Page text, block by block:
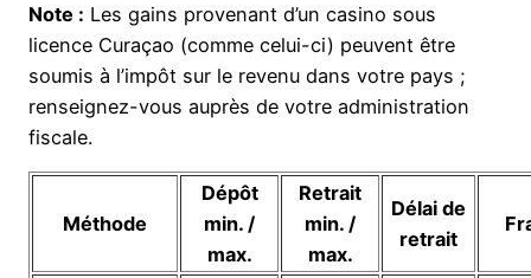
Note : Les gains provenant d’un casino sous
licence Curaçao (comme celui-ci) peuvent être
soumis à l’impôt sur le revenu dans votre pays ;
renseignez-vous auprès de votre administration
fiscale.
Méthode
Dépôt
min. /
max.
Retrait
min. /
max.
Délai de
retrait